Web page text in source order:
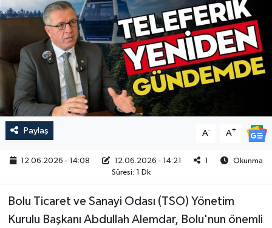
Paylaş A- A+
12.06.2026 - 14:08 12.06.2026 - 14:21
Okunma
Süresi: 1 Dk
Bolu Ticaret ve Sanayi Odası (TSO) Yönetim
Kurulu Başkanı Abdullah Alemdar, Bolu'nun önemli